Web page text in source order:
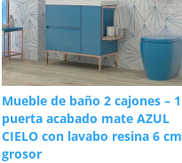
Mueble de baño 2 cajones – 1
puerta acabado mate AZUL
CIELO con lavabo resina 6 cm
grosor